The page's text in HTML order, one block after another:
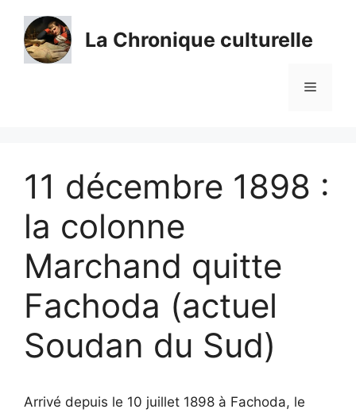
contenu
La Chronique culturelle
Menu
11 décembre 1898 :
la colonne
Marchand quitte
Fachoda (actuel
Soudan du Sud)
Arrivé depuis le 10 juillet 1898 à Fachoda, le